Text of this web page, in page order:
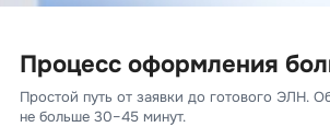
Процесс оформления
Простой путь от заявки до готового ЭЛН.
не больше 30–45 минут.